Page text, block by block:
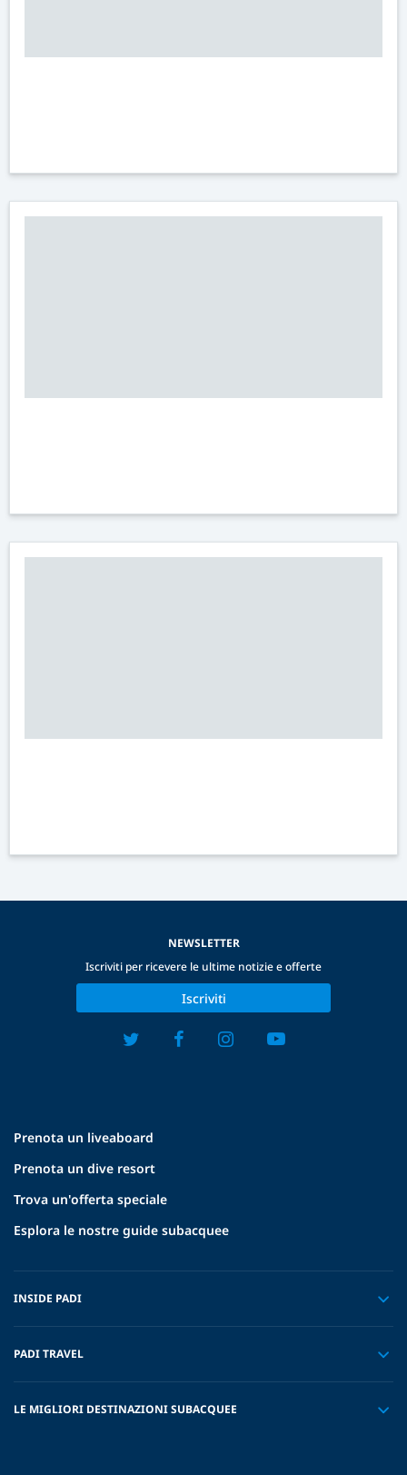
Prenota un liveaboard
Prenota un dive resort
Trova un'offerta speciale
Esplora le nostre guide subacquee
INSIDE PADI
PADI TRAVEL
LE MIGLIORI DESTINAZIONI SUBACQUEE
NEWSLETTER
Iscriviti per ricevere le ultime notizie e offerte
Iscriviti